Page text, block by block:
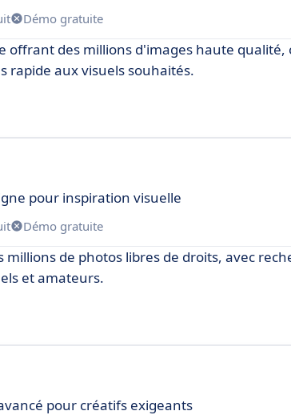
Démo gratuite
offrant des millions d'images haute qualité,
rapide aux visuels souhaités.
pour inspiration visuelle
Démo gratuite
de photos libres de droits, avec
et amateurs.
pour créatifs exigeants